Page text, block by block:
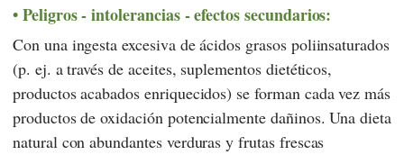
Peligros - intolerancias - efectos secundarios:
Con una ingesta excesiva de ácidos grasos poliinsaturados
(p. ej. a través de aceites, suplementos dietéticos,
productos acabados enriquecidos) se forman cada vez más
productos de oxidación potencialmente dañinos. Una dieta
natural con abundantes verduras y frutas frescas